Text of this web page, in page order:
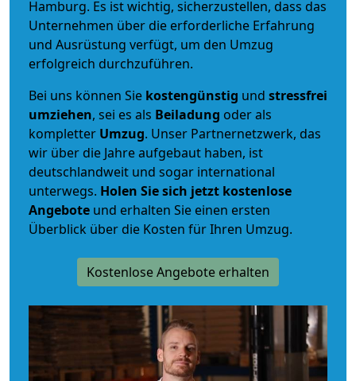
Hamburg. Es ist wichtig, sicherzustellen, dass das
Unternehmen über die erforderliche Erfahrung
und Ausrüstung verfügt, um den Umzug
erfolgreich durchzuführen.
Bei uns können Sie kostengünstig und stressfrei
umziehen, sei es als Beiladung oder als
kompletter Umzug. Unser Partnernetzwerk, das
wir über die Jahre aufgebaut haben, ist
deutschlandweit und sogar international
unterwegs. Holen Sie sich jetzt kostenlose
Angebote und erhalten Sie einen ersten
Überblick über die Kosten für Ihren Umzug.
Kostenlose Angebote erhalten